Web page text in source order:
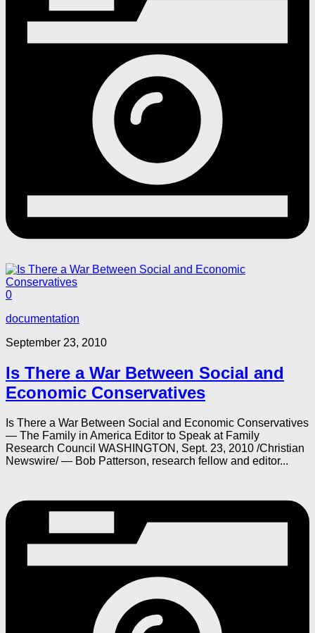
0
documentation
September 23, 2010
Is There a War Between Social and
Economic Conservatives
Is There a War Between Social and Economic Conservatives
— The Family in America Editor to Speak at Family
Research Council WASHINGTON, Sept. 23, 2010 /Christian
Newswire/ — Bob Patterson, research fellow and editor...